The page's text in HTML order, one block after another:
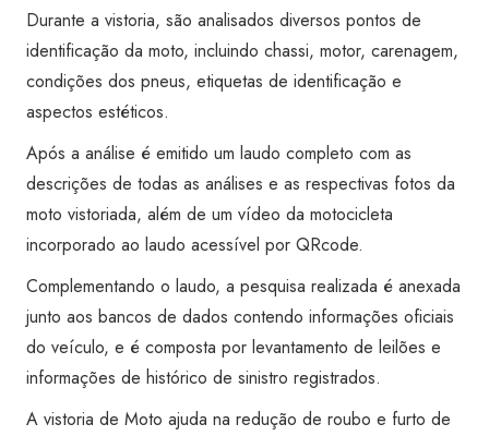
quantidade
Durante a vistoria, são analisados diversos pontos de
identificação da moto, incluindo chassi, motor, carenagem,
condições dos pneus, etiquetas de identificação e
aspectos estéticos.
Após a análise é emitido um laudo completo com as
descrições de todas as análises e as respectivas fotos da
moto vistoriada, além de um vídeo da motocicleta
incorporado ao laudo acessível por QRcode.
Complementando o laudo, a pesquisa realizada é anexada
junto aos bancos de dados contendo informações oficiais
do veículo, e é composta por levantamento de leilões e
informações de histórico de sinistro registrados.
A vistoria de Moto ajuda na redução de roubo e furto de